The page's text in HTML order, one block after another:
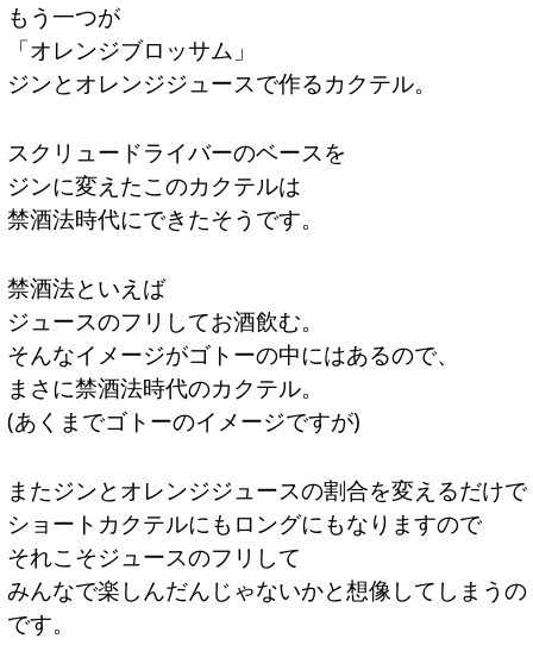
もう一つが
「オレンジブロッサム」
ジンとオレンジジュースで作るカクテル。
スクリュードライバーのベースを
ジンに変えたこのカクテルは
禁酒法時代にできたそうです。
禁酒法といえば
ジュースのフリしてお酒飲む。
そんなイメージがゴトーの中にはあるので、
まさに禁酒法時代のカクテル。
(あくまでゴトーのイメージですが)
またジンとオレンジジュースの割合を変えるだけで
ショートカクテルにもロングにもなりますので
それこそジュースのフリして
みんなで楽しんだんじゃないかと想像してしまうの
です。